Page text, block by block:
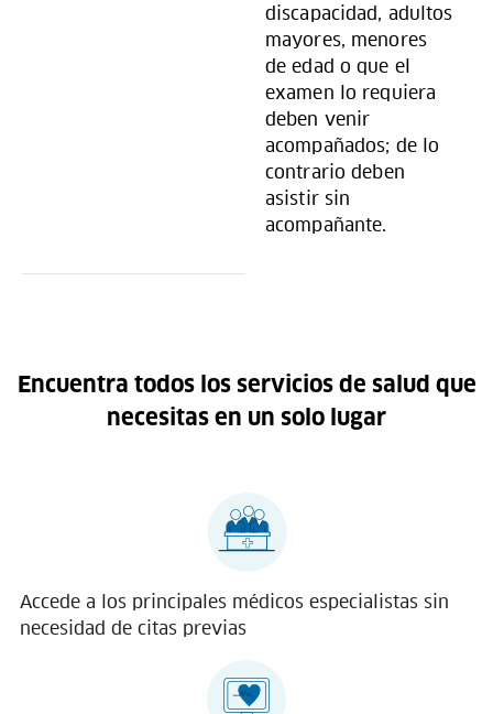
discapacidad, adultos
mayores, menores
de edad o que el
examen lo requiera
deben venir
acompañados; de lo
contrario deben
asistir sin
acompañante.
Encuentra todos los servicios de salud que
necesitas en un solo lugar
Accede a los principales médicos especialistas sin
necesidad de citas previas